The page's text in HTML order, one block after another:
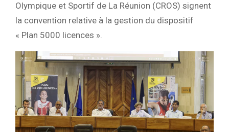
Olympique et Sportif de La Réunion (CROS) signent
la convention relative à la gestion du dispositif
« Plan 5000 licences ».